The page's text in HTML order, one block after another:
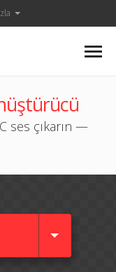
ses çıkarın —